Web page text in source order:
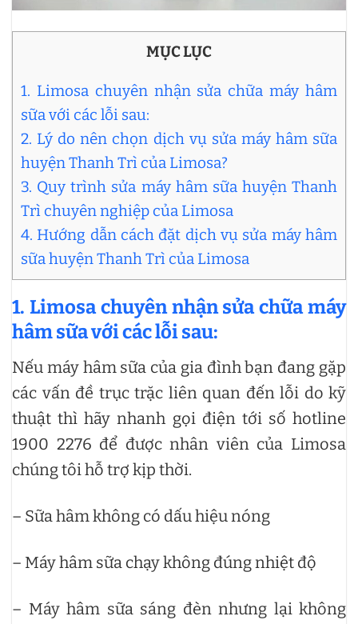
MỤC LỤC
1. Limosa chuyên nhận sửa chữa máy hâm
sữa với các lỗi sau:
2. Lý do nên chọn dịch vụ sửa máy hâm sữa
huyện Thanh Trì của Limosa?
3. Quy trình sửa máy hâm sữa huyện Thanh
Trì chuyên nghiệp của Limosa
4. Hướng dẫn cách đặt dịch vụ sửa máy hâm
sữa huyện Thanh Trì của Limosa
1. Limosa chuyên nhận sửa chữa máy
hâm sữa với các lỗi sau:
Nếu máy hâm sữa của gia đình bạn đang gặp
các vấn đề trục trặc liên quan đến lỗi do kỹ
thuật thì hãy nhanh gọi điện tới số hotline
1900 2276 để được nhân viên của Limosa
chúng tôi hỗ trợ kịp thời.
– Sữa hâm không có dấu hiệu nóng
– Máy hâm sữa chạy không đúng nhiệt độ
– Máy hâm sữa sáng đèn nhưng lại không